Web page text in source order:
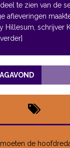
te zien van de
afleveringen
Hillesum, schrijver
verder]
de